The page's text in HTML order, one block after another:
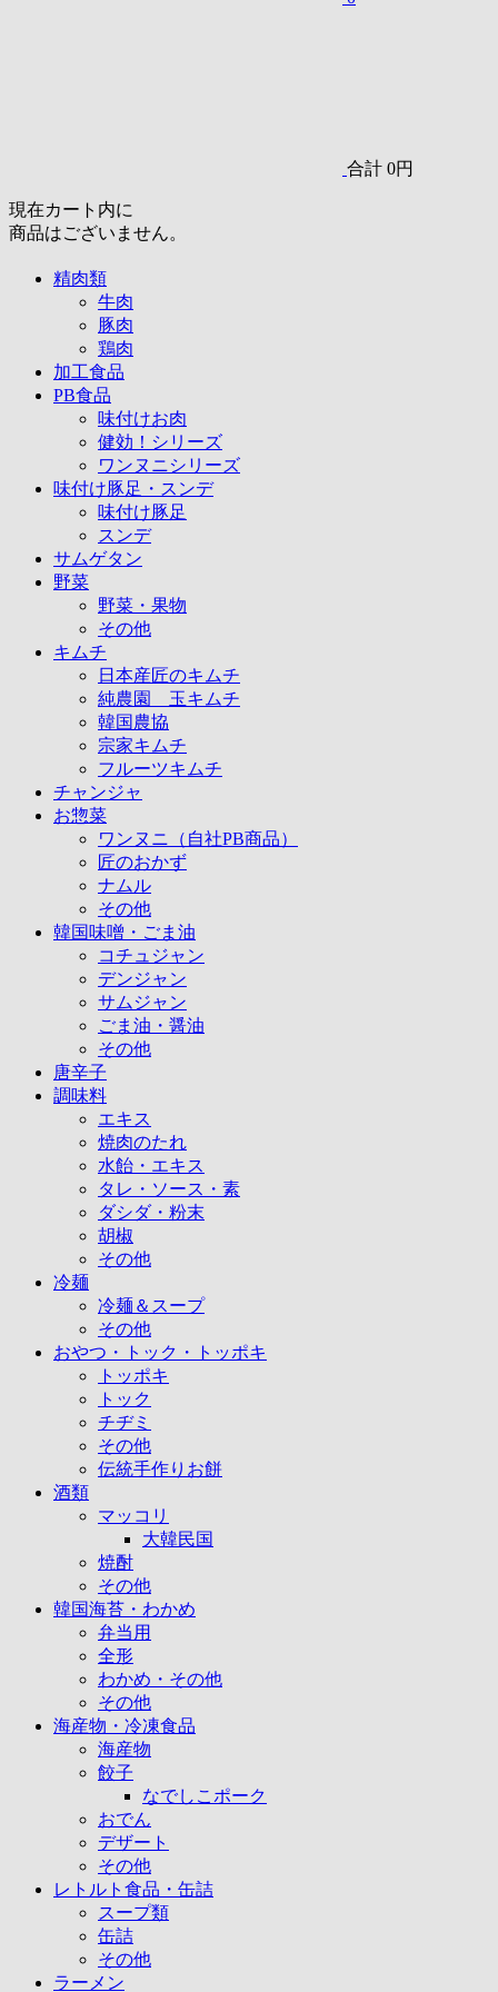
合計 0円
現在カート内に
商品はございません。
精肉類
牛肉
豚肉
鶏肉
加工食品
PB食品
味付けお肉
健効！シリーズ
ワンヌニシリーズ
味付け豚足・スンデ
味付け豚足
スンデ
サムゲタン
野菜
野菜・果物
その他
キムチ
日本産匠のキムチ
純農園 玉キムチ
韓国農協
宗家キムチ
フルーツキムチ
チャンジャ
お惣菜
ワンヌニ（自社PB商品）
匠のおかず
ナムル
その他
韓国味噌・ごま油
コチュジャン
デンジャン
サムジャン
ごま油・醤油
その他
唐辛子
調味料
エキス
焼肉のたれ
水飴・エキス
タレ・ソース・素
ダシダ・粉末
胡椒
その他
冷麺
冷麺＆スープ
その他
おやつ・トック・トッポキ
トッポキ
トック
チヂミ
その他
伝統手作りお餅
酒類
マッコリ
大韓民国
焼酎
その他
韓国海苔・わかめ
弁当用
全形
わかめ・その他
その他
海産物・冷凍食品
海産物
餃子
なでしこポーク
おでん
デザート
その他
レトルト食品・缶詰
スープ類
缶詰
その他
ラーメン